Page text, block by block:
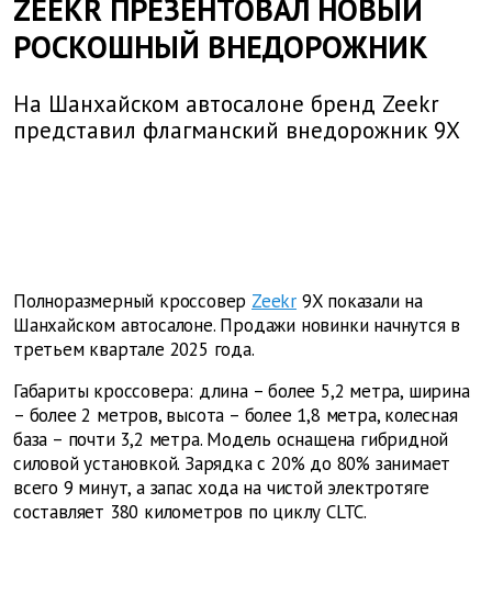
ZEEKR ПРЕЗЕНТОВАЛ НОВЫЙ
РОСКОШНЫЙ ВНЕДОРОЖНИК
На Шанхайском автосалоне бренд Zeekr
представил флагманский внедорожник 9X
Полноразмерный кроссовер Zeekr 9X показали на
Шанхайском автосалоне. Продажи новинки начнутся в
третьем квартале 2025 года.
Габариты кроссовера: длина – более 5,2 метра, ширина
– более 2 метров, высота – более 1,8 метра, колесная
база – почти 3,2 метра. Модель оснащена гибридной
силовой установкой. Зарядка с 20% до 80% занимает
всего 9 минут, а запас хода на чистой электротяге
составляет 380 километров по циклу CLTC.